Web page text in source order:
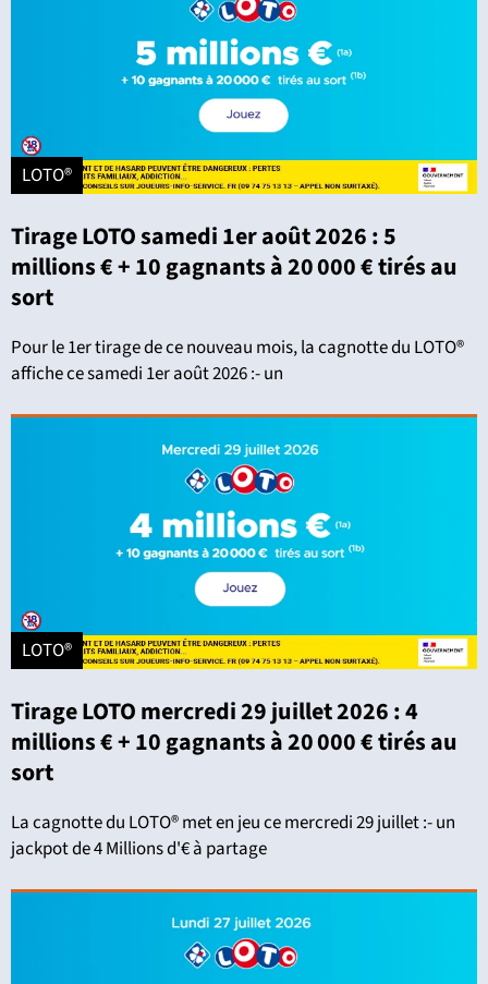
LOTO®
Tirage LOTO samedi 1er août 2026 : 5
millions € + 10 gagnants à 20 000 € tirés au
sort
Pour le 1er tirage de ce nouveau mois, la cagnotte du LOTO®
affiche ce samedi 1er août 2026 :- un
LOTO®
Tirage LOTO mercredi 29 juillet 2026 : 4
millions € + 10 gagnants à 20 000 € tirés au
sort
La cagnotte du LOTO® met en jeu ce mercredi 29 juillet :- un
jackpot de 4 Millions d'€ à partage